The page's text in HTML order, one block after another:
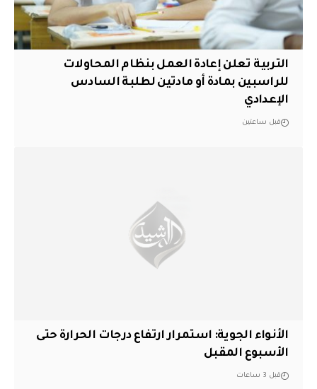
التربية تعلن إعادة العمل بنظام المحاولات
للراسبين بمادة أو مادتين لطلبة السادس
الإعدادي
قبل ساعتين
الأنواء الجوية: استمرار ارتفاع درجات الحرارة حتى
الأسبوع المقبل
قبل 3 ساعات